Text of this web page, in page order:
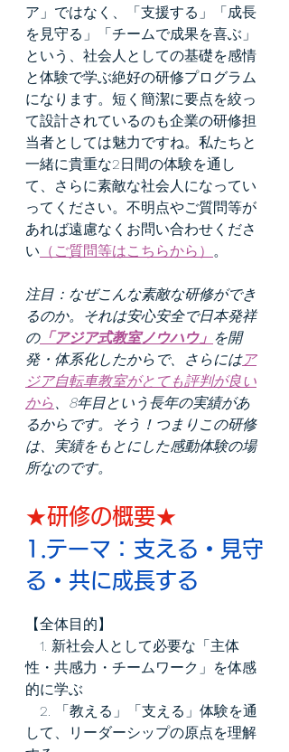
ア」ではなく、「支援する」「成長
を見守る」「チームで成果を喜ぶ」
という、社会人としての基礎を感情
と体験で学ぶ絶好の研修プログラム
になります。短く簡潔に要点を絞っ
て設計されているのも企業の研修担
当者としては魅力ですね。私たちと
一緒に貴重な2日間の体験を通し
て、さらに素敵な社会人になってい
ってください。不明点やご質問等が
あれば遠慮なくお問い合わせくださ
い （ご質問等はこちらから） 。
注目：なぜこんな素敵な研修ができ
るのか。それは安心安全で日本発祥
の「アジア式教室ノウハウ」 を開
発・体系化したからで、さらにはア
ジア自転車教室がとても評判が良い
から 、8年目という長年の実績があ
るからです。そう！つまりこの研修
は、実績をもとにした感動体験の場
所なのです。
★研修の概要★
1.テーマ：支える・見守
る・共に成長する
【全体目的】
1. 新社会人として必要な「主体
性・共感力・チームワーク」を体感
的に学ぶ
2. 「教える」「支える」体験を通
して、リーダーシップの原点を理解